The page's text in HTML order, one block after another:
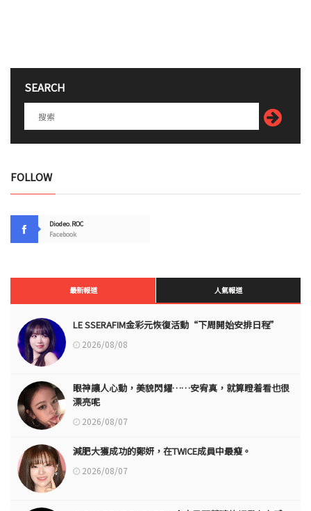
SEARCH
FOLLOW
Diodeo.ROC
Facebook
最新報道 人氣報道
LE SSERAFIM金彩元恢復活動“下周開始安排日程”
2026/08/08
眼神讓人心動，美貌閃耀……安宥真，就算瞪着看也很
漂亮呢
2026/08/07
減肥大獲成功的鄭妍，在TWICE成員中最瘦。
2026/08/07